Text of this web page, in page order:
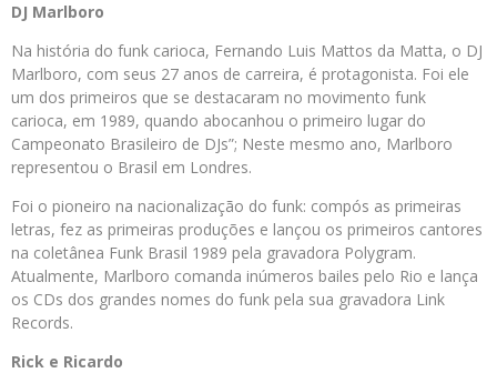
DJ Marlboro
Na história do funk carioca, Fernando Luis Mattos da Matta, o DJ
Marlboro, com seus 27 anos de carreira, é protagonista. Foi ele
um dos primeiros que se destacaram no movimento funk
carioca, em 1989, quando abocanhou o primeiro lugar do
Campeonato Brasileiro de DJs”; Neste mesmo ano, Marlboro
representou o Brasil em Londres.
Foi o pioneiro na nacionalização do funk: compós as primeiras
letras, fez as primeiras produções e lançou os primeiros cantores
na coletânea Funk Brasil 1989 pela gravadora Polygram.
Atualmente, Marlboro comanda inúmeros bailes pelo Rio e lança
os CDs dos grandes nomes do funk pela sua gravadora Link
Records.
Rick e Ricardo